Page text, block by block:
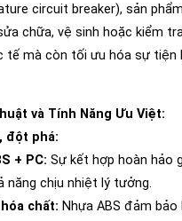
circuit breaker), sản
chữa, vệ sinh hoặc kiểm
tế mà còn tối ưu hóa sự tiện
và Tính Năng Ưu Việt:
đột phá:
+ PC: Sự kết hợp hoàn hảo
năng chịu nhiệt lý tưởng.
chất: Nhựa ABS đảm